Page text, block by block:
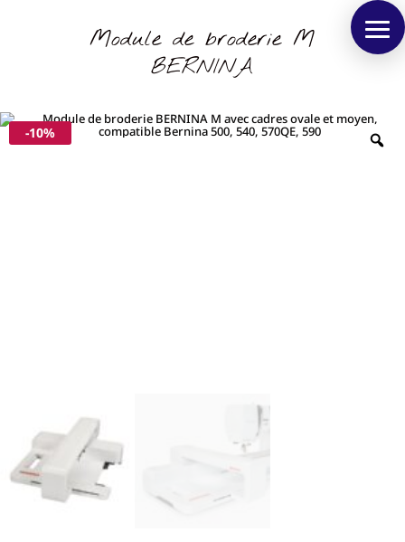
Module de broderie M
BERNINA
-10%